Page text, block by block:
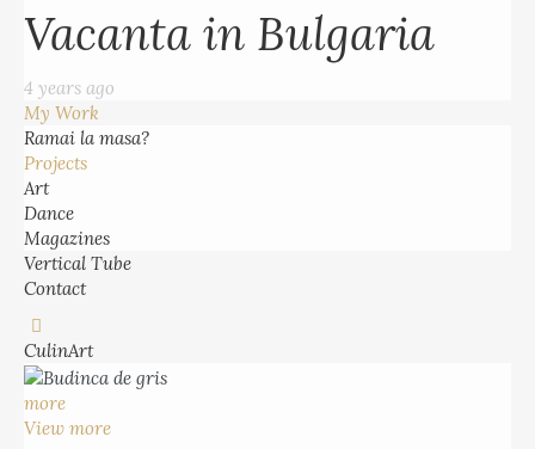
Vacanta in Bulgaria
4 years ago
My Work
Ramai la masa?
Projects
Art
Dance
Magazines
Vertical Tube
Contact
CulinArt
more
View more